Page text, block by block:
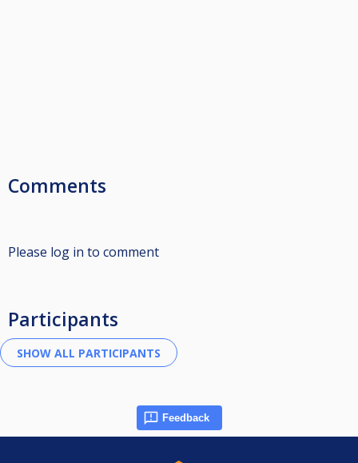
Comments
Please log in to comment
Participants
Feedback